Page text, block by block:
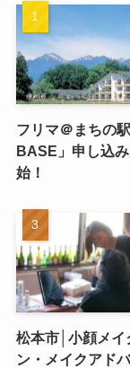
フリマ＠まちの
BASE」申し込
始！
松本市│小顔メイ
ン・メイクアド